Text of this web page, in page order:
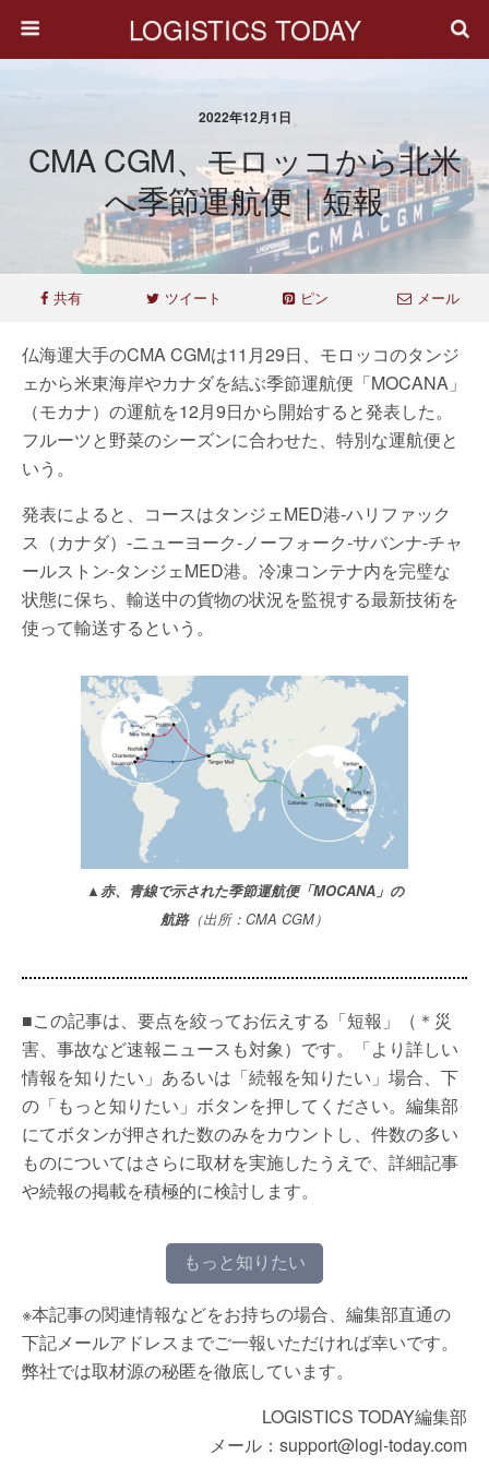
LOGISTICS TODAY
2022年12月1日
CMA CGM、モロッコから北米
へ季節運航便｜短報
共有 ツイート ピン メール
仏海運大手のCMA CGMは11月29日、モロッコのタンジ
ェから米東海岸やカナダを結ぶ季節運航便「MOCANA」
（モカナ）の運航を12月9日から開始すると発表した。
フルーツと野菜のシーズンに合わせた、特別な運航便と
いう。
発表によると、コースはタンジェMED港-ハリファック
ス（カナダ）-ニューヨーク-ノーフォーク-サバンナ-チャ
ールストン-タンジェMED港。冷凍コンテナ内を完璧な
状態に保ち、輸送中の貨物の状況を監視する最新技術を
使って輸送するという。
▲赤、青線で示された季節運航便「MOCANA」の
航路（出所：CMA CGM）
■この記事は、要点を絞ってお伝えする「短報」（＊災
害、事故など速報ニュースも対象）です。「より詳しい
情報を知りたい」あるいは「続報を知りたい」場合、下
の「もっと知りたい」ボタンを押してください。編集部
にてボタンが押された数のみをカウントし、件数の多い
ものについてはさらに取材を実施したうえで、詳細記事
や続報の掲載を積極的に検討します。
もっと知りたい
※本記事の関連情報などをお持ちの場合、編集部直通の
下記メールアドレスまでご一報いただければ幸いです。
弊社では取材源の秘匿を徹底しています。
LOGISTICS TODAY編集部
メール：support@logi-today.com